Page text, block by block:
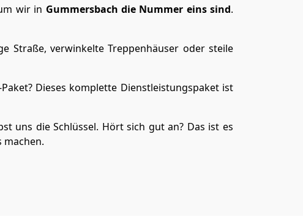
wir in Gummersbach die Nummer eins sind.
Straße, verwinkelte Treppenhäuser oder steile
Dieses komplette Dienstleistungspaket ist
uns die Schlüssel. Hört sich gut an? Das ist es
machen.